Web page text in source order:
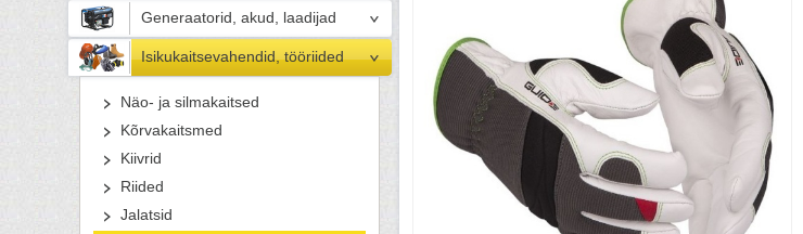
Generaatorid, akud, laadijad
Isikukaitsevahendid, tööriided
Näo- ja silmakaitsed
Kõrvakaitsmed
Kiivrid
Riided
Jalatsid